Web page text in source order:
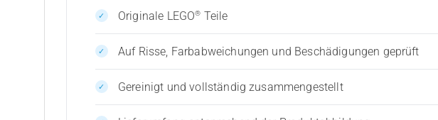
Originale LEGO® Teile
Auf Risse, Farbabweichungen und Beschädigungen geprüft
Gereinigt und vollständig zusammengestellt